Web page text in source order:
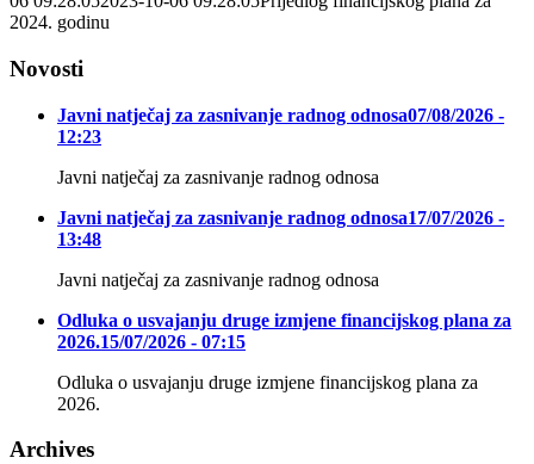
2024. godinu
Novosti
Javni natječaj za zasnivanje radnog odnosa07/08/2026 -
12:23
Javni natječaj za zasnivanje radnog odnosa
Javni natječaj za zasnivanje radnog odnosa17/07/2026 -
13:48
Javni natječaj za zasnivanje radnog odnosa
Odluka o usvajanju druge izmjene financijskog plana za
2026.15/07/2026 - 07:15
Odluka o usvajanju druge izmjene financijskog plana za
2026.
Archives